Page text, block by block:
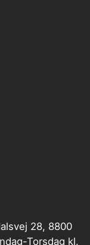
28, 8800
Torsdag kl.